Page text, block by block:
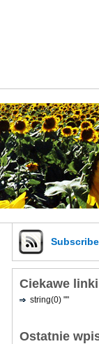
Subscribe
Ciekawe linki
string(0) ""
Ostatnie